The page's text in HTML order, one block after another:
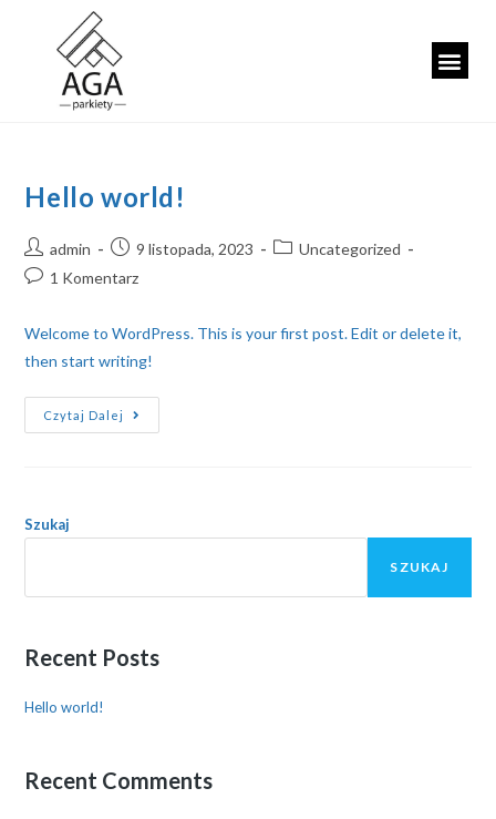
Hello world!
admin 9 listopada, 2023
Uncategorized
1 Komentarz
Welcome to WordPress. This is your first post. Edit or delete it,
then start writing!
Czytaj Dalej
Szukaj
SZUKAJ
Recent Posts
Hello world!
Recent Comments